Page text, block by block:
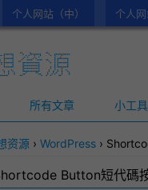
个人网站（中） 个人网
所有文章 小工具
资源 › WordPress ›
Button短代碼